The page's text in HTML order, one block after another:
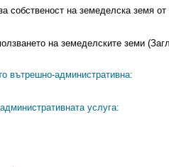
собственост на земеделска земя
на земеделските земи
вътрешно-административна:
услуга: